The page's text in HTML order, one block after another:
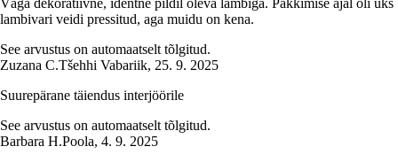
lambivari veidi pressitud, aga muidu on kena.
See arvustus on automaatselt tõlgitud.
Zuzana C.Tšehhi Vabariik, 25. 9. 2025
Suurepärane täiendus interjöörile
See arvustus on automaatselt tõlgitud.
Barbara H.Poola, 4. 9. 2025